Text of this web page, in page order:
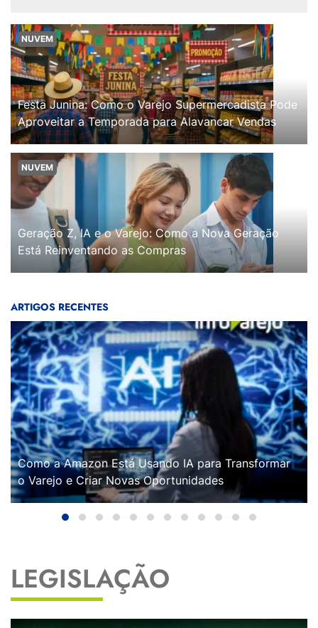
NUVEM
Festa Junina: Como o Varejo Supermercadista Pode
Aproveitar a Temporada para Alavancar Vendas
NUVEM
Geração Z, IA e o Varejo: Como a Nova Geração
Está Reinventando as Compras
ARTIGOS RECENTES
Como a Amazon Está Usando IA para Transformar
o Varejo e Criar Novas Oportunidades
LEGISLAÇÃO